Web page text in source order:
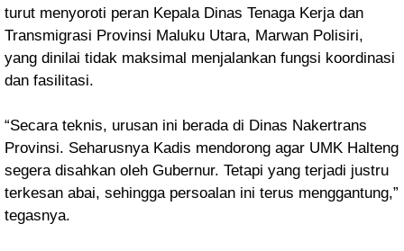
turut menyoroti peran Kepala Dinas Tenaga Kerja dan
Transmigrasi Provinsi Maluku Utara, Marwan Polisiri,
yang dinilai tidak maksimal menjalankan fungsi koordinasi
dan fasilitasi.
“Secara teknis, urusan ini berada di Dinas Nakertrans
Provinsi. Seharusnya Kadis mendorong agar UMK Halteng
segera disahkan oleh Gubernur. Tetapi yang terjadi justru
terkesan abai, sehingga persoalan ini terus menggantung,”
tegasnya.